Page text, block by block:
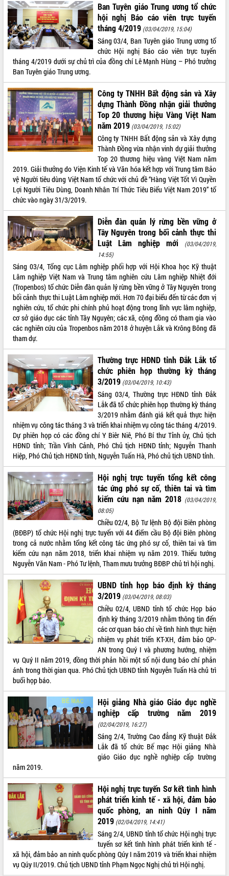
Khám bệnh, cấp phát thuốc miễn phí
và tặng quà người dân xã Cư Pui
Hội nghị UBND tỉnh Đắk Lắk thường kỳ
tháng 7/2026
Lễ truy tặng danh hiệu “Bà Mẹ Việt
Nam Anh hùng” và trao Huân chương
Lao động
UBND tỉnh Đắk Lắk triển khai nhiệm
vụ 6 tháng cuối năm 2026
Kỳ họp thứ Hai, Hội đồng nhân dân
tỉnh khóa XI quyết nghị nhiều nội dung
quan trọng
Bí thư Tỉnh ủy Lương Nguyễn Minh
Triết thăm, tặng quà người có công với
Rà soát, hoàn thiện hệ thống thiết chế
văn hóa, thể thao đáp ứng yêu cầu
phát triển mới
Thường trực HĐND tỉnh Đắk Lắk gặp
mặt Đoàn chuyên gia y tế TP. Hồ Chí
Minh
Lễ truy điệu và an táng hài cốt liệt sĩ
tại Nghĩa trang Liệt sĩ xã Sơn Hòa
Bàn giải pháp tháo gỡ khó khăn trong
xuất khẩu sầu riêng và triển khai quy
định EUDR
Thứ trưởng Bộ Nông nghiệp và Môi
trường Nguyễn Hoàng Hiệp khảo sát
vùng trồng và doanh nghiệp đóng gói
sầu riêng tại Đắk Lắk
Trình diễn nghệ thuật chế biến các
món ăn từ sầu riêng
Đắk Lắk công bố Quy hoạch và xúc
tiến đầu tư tỉnh
Ngành cá ngừ Đắk Lắk chủ động thích
ứng để giữ vững thị trường xuất khẩu
Diễn đàn Kinh tế tư nhân Việt Nam đột
phá cơ chế - Hợp tác công tư
Đề án 06 tạo bước ngoặt đột phá trong
cải cách hành chính tỉnh Đắk Lắk
Kết nối tour, đẩy mạnh chuyển đổi số
để phát triển du lịch Đắk Lắk
Khởi động Dự án Đầu tư xây dựng hạ
tầng kỹ thuật Cụm công nghiệp Tân
Tiến
Gặp mặt các cơ quan báo chí nhân Kỷ
mạng Việt Nam
Đắk Lắk sơ kết 4 năm triển khai thực
hiện Đề án 06 của Chính phủ
Họp báo thông tin về Hội nghị Công bố
Quy hoạch và Xúc tiến đầu tư tỉnh Đắk
Khơi thông điểm nghẽn, đẩy nhanh
giải ngân vốn khắc phục thiên tai
HĐND tỉnh thông qua điều chỉnh Quy
hoạch tỉnh thời kỳ 2021-2030
Hội thảo góp ý hồ sơ điều chỉnh quy
hoạch tỉnh Đắk Lắk thời kỳ 2021-2030,
tầm nhìn đến năm 2050
Nâng cao hiệu quả hoạt động của các
doanh nghiệp nhà nước
Hội nghị triển khai kết nối mạng
truyền số liệu chuyên dùng phục vụ cơ
quan Đảng, Nhà nước
Lễ phát động chuỗi hoạt động chung
tay làm sạch môi trường
Xã Ea Kar bước chuyển mình trong
công tác cải cách hành chính mô hình
mới
UBND tỉnh họp báo định kỳ tháng 4
Hội thảo khoa học “Giải pháp thúc đẩy
phát triển nền kinh tế xanh tại tỉnh
Đắk Lắk”
Tăng cường giám sát, đôn đốc thực
hiện nhiệm vụ quản lý tài sản công
hàng tuần
ALBUM ẢNH
LIÊN KẾT WEB
THỐNG KÊ TRUY CẬP
Hôm nay: 13789
Tất cả: 66099457
Ban Tuyên giáo Trung ương tổ chức
hội nghị Báo cáo viên trực tuyến
tháng 4/2019 (03/04/2019, 15:04)
Sáng 03/4, Ban Tuyên giáo Trung ương tổ
chức Hội nghị Báo cáo viên trực tuyến
tháng 4/2019 dưới sự chủ trì của đồng chí Lê Mạnh Hùng – Phó trưởng
Ban Tuyên giáo Trung ương.
Công ty TNHH Bất động sản và Xây
dựng Thành Đồng nhận giải thưởng
Top 20 thương hiệu Vàng Việt Nam
năm 2019 (03/04/2019, 15:02)
Công ty TNHH Bất động sản và Xây dựng
Thành Đồng vừa nhận vinh dự giải thưởng
Top 20 thương hiệu vàng Việt Nam năm
2019. Giải thưởng do Viện Kinh tế và Văn hóa kết hợp với Trung tâm Bảo
vệ Người tiêu dùng Việt Nam tổ chức với chủ đề “Hàng Việt Tốt Vì Quyền
Lợi Người Tiêu Dùng, Doanh Nhân Trí Thức Tiêu Biểu Việt Nam 2019” tổ
chức vào ngày 31/3/2019.
Diễn đàn quản lý rừng bền vững ở
Tây Nguyên trong bối cảnh thực thi
Luật Lâm nghiệp mới
(03/04/2019,
14:55)
Sáng 03/4, Tổng cục Lâm nghiệp phối hợp với Hội Khoa học Kỹ thuật
Lâm nghiệp Việt Nam và Trung tâm nghiên cứu Lâm nghiệp Nhiệt đới
(Tropenbos) tổ chức Diễn đàn quản lý rừng bền vững ở Tây Nguyên trong
bối cảnh thực thi Luật Lâm nghiệp mới. Hơn 70 đại biểu đến từ các đơn vị
nghiên cứu, tổ chức phi chính phủ hoạt động trong lĩnh vực lâm nghiệp,
cơ sở giáo dục các tỉnh Tây Nguyên; các xã, cộng đồng có tham gia vào
các nghiên cứu của Tropenbos năm 2018 ở huyện Lắk và Krông Bông đã
tham dự.
Thường trực HĐND tỉnh Đắk Lắk tổ
chức phiên họp thường kỳ tháng
3/2019 (03/04/2019, 10:43)
Sáng 03/4, Thường trực HĐND tỉnh Đắk
Lắk đã tổ chức phiên họp thường kỳ tháng
3/2019 nhằm đánh giá kết quả thực hiện
nhiệm vụ công tác tháng 3 và triển khai nhiệm vụ công tác tháng 4/2019.
Dự phiên họp có các đồng chí Y Biêr Niê, Phó Bí thư Tỉnh ủy, Chủ tịch
HĐND tỉnh; Trần Vĩnh Cảnh, Phó Chủ tịch HĐND tỉnh; Nguyễn Thanh
Hiệp, Phó Chủ tịch HĐND tỉnh, Nguyễn Tuấn Hà, Phó chủ tịch UBND tỉnh.
Hội nghị trực tuyến tổng kết công
tác ứng phó sự cố, thiên tai và tìm
kiếm cứu nạn năm 2018 (03/04/2019,
08:05)
Chiều 02/4, Bộ Tư lệnh Bộ đội Biên phòng
(BĐBP) tổ chức Hội nghị trực tuyến với 44 điểm cầu Bộ đội Biên phòng
trong cả nước nhằm tổng kết công tác ứng phó sự cố, thiên tai và tìm
kiếm cứu nạn năm 2018, triển khai nhiệm vụ năm 2019. Thiếu tướng
Nguyễn Văn Nam - Phó Tư lệnh, Tham mưu trưởng BĐBP chủ trì hội nghị.
UBND tỉnh họp báo định kỳ tháng
3/2019 (03/04/2019, 08:03)
Chiều 02/4, UBND tỉnh tổ chức Họp báo
định kỳ tháng 3/2019 nhằm thông tin đến
các cơ quan báo chí về tình hình thực hiện
nhiệm vụ phát triển KT-XH, đảm bảo QP-
AN trong Quý I và phương hướng, nhiệm
vụ Quý II năm 2019, đồng thời phản hồi một số nội dung báo chí phản
ánh trong thời gian qua. Phó Chủ tịch UBND tỉnh Nguyễn Tuấn Hà chủ trì
buổi họp báo.
Hội giảng Nhà giáo Giáo dục nghề
nghiệp cấp trường năm 2019
(02/04/2019, 16:27)
Sáng 2/4, Trường Cao đẳng Kỹ thuật Đắk
Lắk đã tổ chức Bế mạc Hội giảng Nhà
giáo Giáo dục nghề nghiệp cấp trường
năm 2019.
Hội nghị trực tuyến Sơ kết tình hình
phát triển kinh tế - xã hội, đảm bảo
quốc phòng, an ninh Qúy I năm
2019 (02/04/2019, 14:41)
Sáng 2/4, UBND tỉnh tổ chức Hội nghị trực
tuyến sơ kết tình hình phát triển kinh tế -
xã hội, đảm bảo an ninh quốc phòng Qúy I năm 2019 và triển khai nhiệm
vụ Qúy II/2019. Chủ tịch UBND tỉnh Phạm Ngọc Nghị chủ trì Hội nghị.